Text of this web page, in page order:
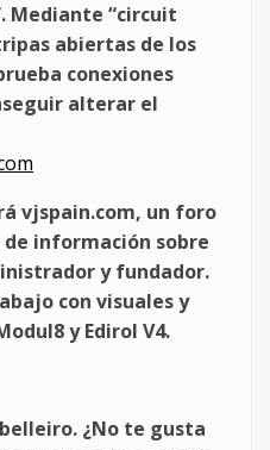
Mediante “circuit
abiertas de los
conexiones
alterar el
vjspain.com, un foro
información sobre
y fundador.
con visuales y
y Edirol V4.
¿No te gusta